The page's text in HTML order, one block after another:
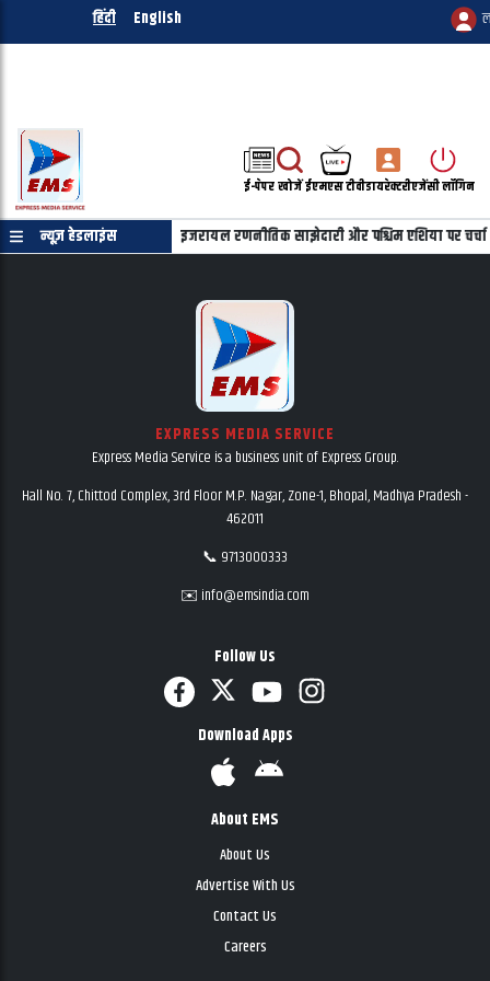
हिंदी English
ई-पेपरखोजेंईएमएस टीवीडायरेक्टरीएजेंसी लॉगिन
न्यूज़ हेडलाइंस
की फोन पर बातचीत, भारत-इजरायल रणनीतिक साझेदारी और पश्चिम एशिया पर चर्चा
EXPRESS MEDIA SERVICE
Express Media Service is a business unit of Express Group.
Hall No. 7, Chittod Complex, 3rd Floor M.P. Nagar, Zone-1, Bhopal, Madhya Pradesh -
462011
📞 9713000333
✉️ info@emsindia.com
Follow Us
Download Apps
About EMS
About Us
Advertise With Us
Contact Us
Careers